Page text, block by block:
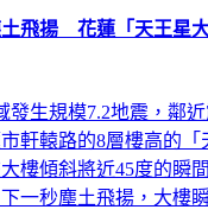
飛揚 花蓮「天王星
發生規模7.2地震，鄰
軒轅路的8層樓高的「
樓傾斜將近45度的瞬
一秒塵土飛揚，大樓